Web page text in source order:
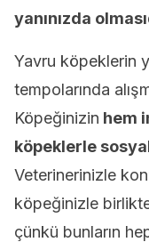
yanınızda
Yavru köpeklerin
tempolarında
Köpeğinizin hem
köpeklerle
Veterinerinizle
köpeğinizle
çünkü bunların